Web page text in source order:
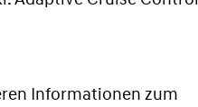
Informationen zum